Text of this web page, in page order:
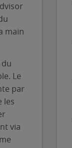
main
Le
par
les
via